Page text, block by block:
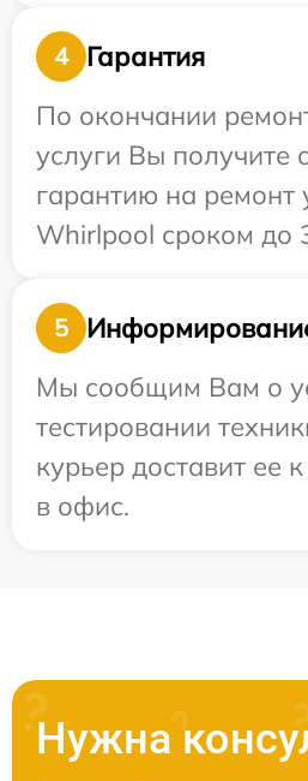
4
Гарантия
По окончании
услуги Вы
гарантию на ремонт
Whirlpool сроком до
5
Мы сообщим Вам о
тестировании
курьер доставит ее
в офис.
Нужна